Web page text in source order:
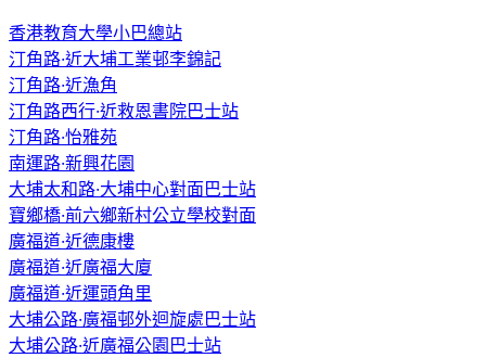
香港教育大學小巴總站
汀角路·近大埔工業邨李錦記
汀角路·近漁角
汀角路西行·近救恩書院巴士站
汀角路·怡雅苑
南運路·新興花園
大埔太和路·大埔中心對面巴士站
寶鄉橋·前六鄉新村公立學校對面
廣福道·近德康樓
廣福道·近廣福大廈
廣福道·近運頭角里
大埔公路·廣福邨外迴旋處巴士站
大埔公路·近廣福公園巴士站